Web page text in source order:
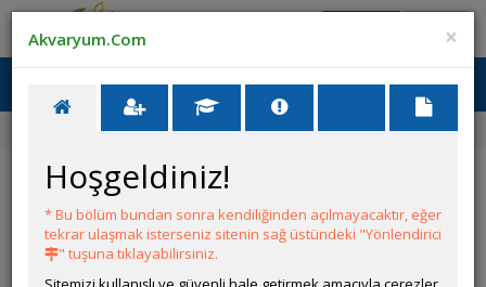
Ana Menü
Ana Sayfa
Forum Üye Profili
ÖZELLİKLER
×
Akvaryum.Com
Hoşgeldiniz!
* Bu bölüm bundan sonra kendiliğinden açılmayacaktır, eğer
tekrar ulaşmak isterseniz sitenin sağ üstündeki "Yönlendirici
" tuşuna tıklayabilirsiniz.